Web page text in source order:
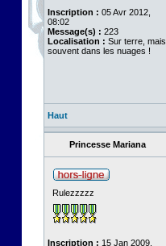
Inscription : 05 Avr 2012,
08:02
Message(s) : 223
Localisation : Sur terre, mais
souvent dans les nuages !
Haut
Princesse Mariana
Rulezzzzz
Inscription : 15 Jan 2009,